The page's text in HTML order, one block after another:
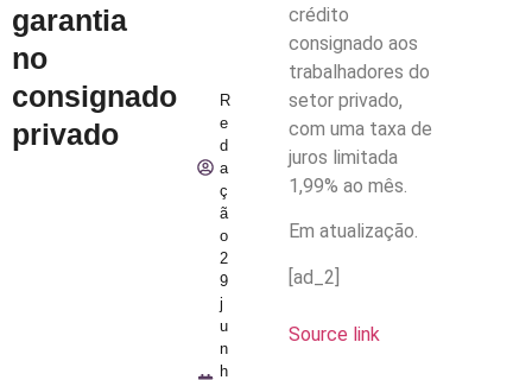
garantia
no
consignado
privado
R
e
d
a
ç
ã
o
2
9
j
u
n
h
crédito
consignado aos
trabalhadores do
setor privado,
com uma taxa de
juros limitada
1,99% ao mês.
Em atualização.
[ad_2]
Source link